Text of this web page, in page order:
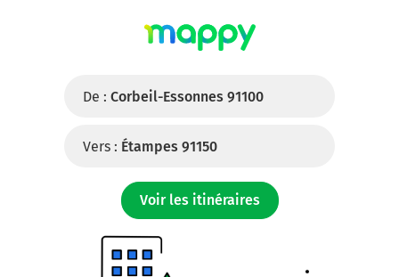
De : Corbeil-Essonnes 91100
Vers : Étampes 91150
Voir les itinéraires